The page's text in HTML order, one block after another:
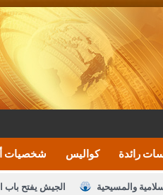
شخصيات كواليس رائدة
الجيش يفتح باب والمسيحية